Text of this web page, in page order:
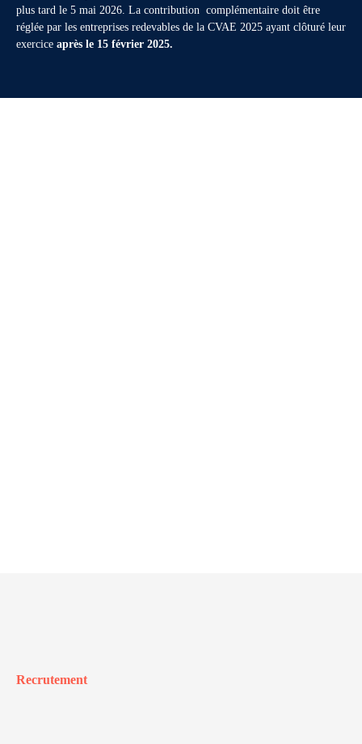
plus tard le 5 mai 2026. La contribution complémentaire doit être
réglée par les entreprises redevables de la CVAE 2025 ayant clôturé leur
exercice après le 15 février 2025.
Recrutement